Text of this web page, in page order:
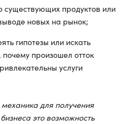
существующих продуктов или
новых на рынок;
гипотезы или искать
произошел отток
услуги
для получения
это возможность